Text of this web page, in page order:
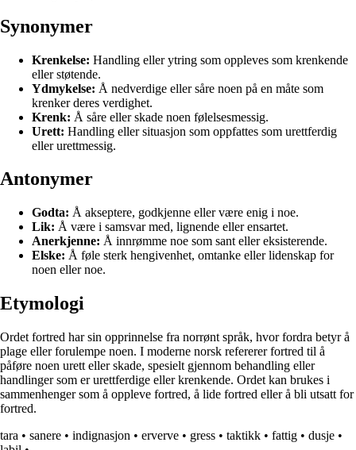
Synonymer
Krenkelse: Handling eller ytring som oppleves som krenkende
eller støtende.
Ydmykelse: Å nedverdige eller såre noen på en måte som
krenker deres verdighet.
Krenk: Å såre eller skade noen følelsesmessig.
Urett: Handling eller situasjon som oppfattes som urettferdig
eller urettmessig.
Antonymer
Godta: Å akseptere, godkjenne eller være enig i noe.
Lik: Å være i samsvar med, lignende eller ensartet.
Anerkjenne: Å innrømme noe som sant eller eksisterende.
Elske: Å føle sterk hengivenhet, omtanke eller lidenskap for
noen eller noe.
Etymologi
Ordet fortred har sin opprinnelse fra norrønt språk, hvor fordra betyr å
plage eller forulempe noen. I moderne norsk refererer fortred til å
påføre noen urett eller skade, spesielt gjennom behandling eller
handlinger som er urettferdige eller krenkende. Ordet kan brukes i
sammenhenger som å oppleve fortred, å lide fortred eller å bli utsatt for
fortred.
tara • sanere • indignasjon • erverve • gress • taktikk • fattig • dusje •